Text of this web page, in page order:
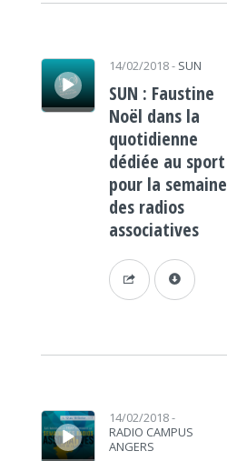
Lecteur audio 14/02/2018- SUN
SUN : Faustine
Noël dans la
quotidienne
dédiée au sport
pour la semaine
des radios
associatives
Lecteur audio 14/02/2018-
RADIO CAMPUS
ANGERS